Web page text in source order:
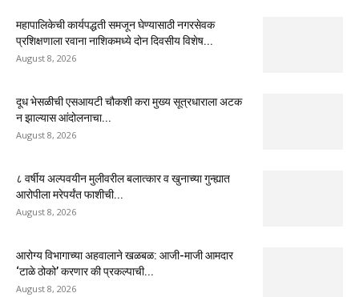
महापालिकेची कार्यपद्धती समजून घेण्यासाठी नगरसेवक
प्रशिक्षणाला रवाना नाशिकमध्ये दोन दिवसीय विशेष...
August 8, 2026
दूध भेसळीची एसआयटी चौकशी करा मुख्य सूत्रधाराला अटक
न झाल्यास आंदोलनाचा...
August 8, 2026
८ वर्षीय अल्पवयीन मुलीवरील बलात्कार व खुनाच्या गुन्ह्यात
आरोपीला मरेपर्यंत फाशीची...
August 8, 2026
आरोग्य विभागाच्या अहवालाने खळबळ: आजी-माजी आमदार
‘टाळे ठोको’ करणार की प्रकल्पाची...
August 8, 2026